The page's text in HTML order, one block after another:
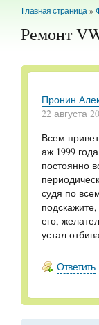
Главная страница »
Ремонт
Пронин
22 августа
Всем
аж 1999
постоянно
судя по
его,
устал
Ответить